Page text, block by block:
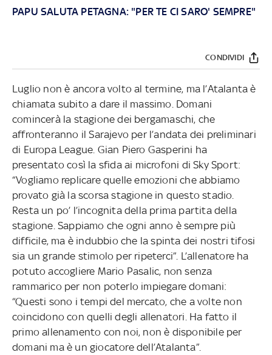
PAPU SALUTA PETAGNA: "PER TE CI SARO' SEMPRE"
CONDIVIDI
Luglio non è ancora volto al termine, ma l’Atalanta è
chiamata subito a dare il massimo. Domani
comincerà la stagione dei bergamaschi, che
affronteranno il Sarajevo per l’andata dei preliminari
di Europa League. Gian Piero Gasperini ha
presentato così la sfida ai microfoni di Sky Sport:
“Vogliamo replicare quelle emozioni che abbiamo
provato già la scorsa stagione in questo stadio.
Resta un po’ l’incognita della prima partita della
stagione. Sappiamo che ogni anno è sempre più
difficile, ma è indubbio che la spinta dei nostri tifosi
sia un grande stimolo per ripeterci”. L’allenatore ha
potuto accogliere Mario Pasalic, non senza
rammarico per non poterlo impiegare domani:
“Questi sono i tempi del mercato, che a volte non
coincidono con quelli degli allenatori. Ha fatto il
primo allenamento con noi, non è disponibile per
domani ma è un giocatore dell’Atalanta”.